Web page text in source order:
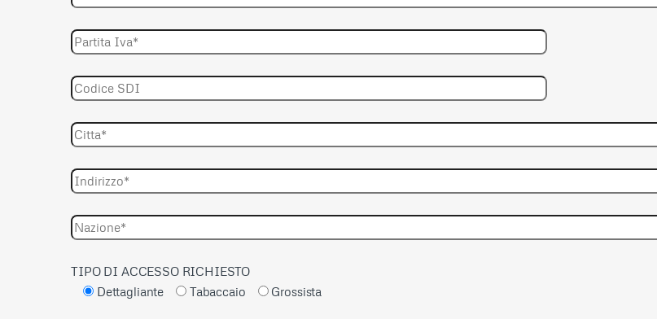
TIPO DI ACCESSO RICHIESTO
Dettagliante
Tabaccaio Grossista